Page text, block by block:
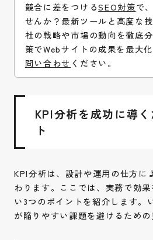
競合に差をつけるSEO対策で
せんか？最新ツールと高度な
社の戦略や市場の動向を徹底
策でWebサイトの成果を最大
問い合わせ ください。
KPI分析を成功に導
ト
KPI分析は、設計や運用の仕方に
わります。ここでは、実務で効
い3つのポイントを紹介します。
が陥りやすい課題を避けるための